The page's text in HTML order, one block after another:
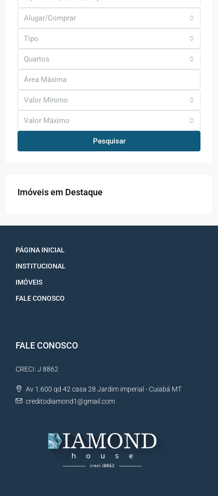
Alugar/Comprar
Tipo
Quartos
Valor Mínimo
Valor Máximo
Pesquisar
Imóveis em Destaque
PÁGINA INICIAL
INSTITUCIONAL
IMÓVEIS
FALE CONOSCO
FALE CONOSCO
CRECI: J 8862
Av 1.600 qd 42 casa 28 Jardim imperial - Cuiabá MT
creditodiamond1@gmail.com